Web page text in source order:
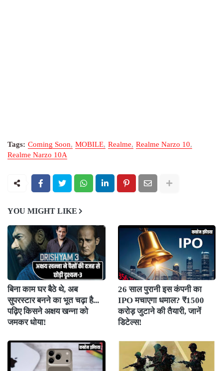
Tags: Coming Soon MOBILE Realme
Realme Narzo 10
Realme Narzo 10A
YOU MIGHT LIKE
बिना काम घर बैठे थे, अब
सुपरस्टार बनने का भूत चढ़ा है...
पढ़िए किसने अक्षय खन्ना को
जमकर धोया!
26 साल पुरानी इस कंपनी का
IPO मचाएगा धमाल? ₹1500
करोड़ जुटाने की तैयारी, जानें
डिटेल्स!